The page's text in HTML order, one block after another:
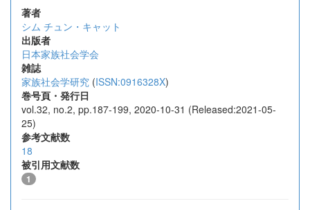
著者
シム チュン・キャット
出版者
日本家族社会学会
雑誌
家族社会学研究 (ISSN:0916328X)
巻号頁・発行日
vol.32, no.2, pp.187-199, 2020-10-31 (Released:2021-05-
25)
参考文献数
18
被引用文献数
1